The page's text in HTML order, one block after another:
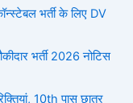
भर्ती के लिए DV
भर्ती 2026 नोटिस
10th पास छात्र